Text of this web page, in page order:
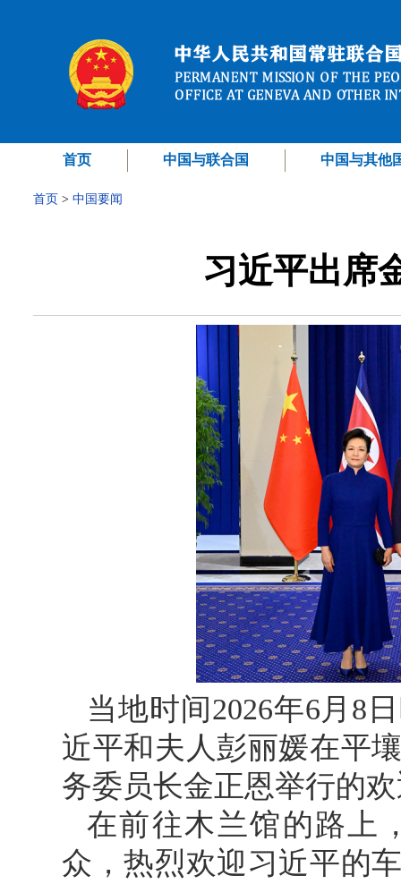
首页 中国与联合国 中国与其他
首页 > 中国要闻
习近平出席
当地时间2026年6月8
近平和夫人彭丽媛在平
务委员长金正恩举行的
在前往木兰馆的路上
众，热烈欢迎习近平的